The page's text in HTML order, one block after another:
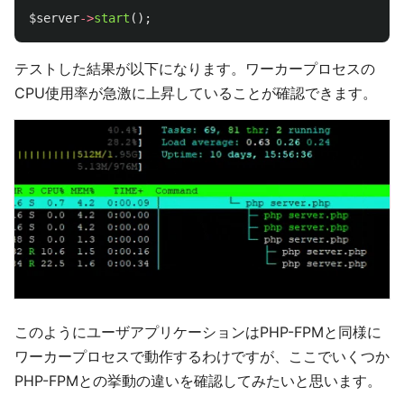
$server->start ();
テストした結果が以下になります。ワーカープロセスの
CPU使用率が急激に上昇していることが確認できます。
このようにユーザアプリケーションはPHP-FPMと同様に
ワーカープロセスで動作するわけですが、ここでいくつか
PHP-FPMとの挙動の違いを確認してみたいと思います。